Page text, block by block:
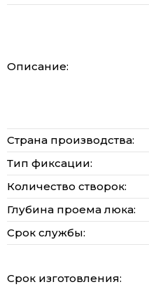
Описание:
Страна производства:
Тип фиксации:
Количество створок:
Глубина проема люка:
Срок службы:
Срок изготовления: